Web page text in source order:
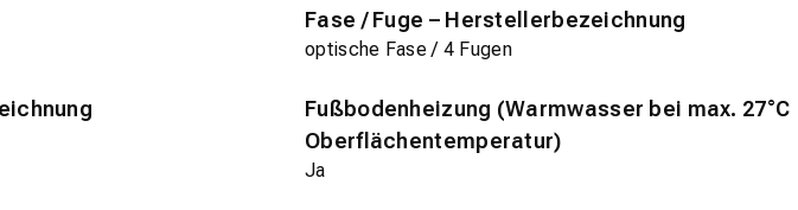
Fase / Fuge – Herstellerbezeichnung
optische Fase / 4 Fugen
Fußbodenheizung (Warmwasser bei max. 27°C
Oberflächentemperatur)
Ja